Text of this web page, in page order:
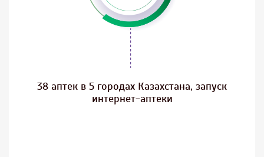
38 аптек в 5 городах Казахстана, запуск
интернет-аптеки